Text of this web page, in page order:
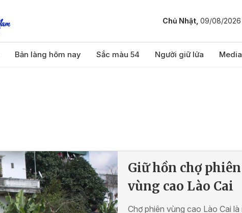
Chủ Nhật, 09/08/2026
Bản làng hôm nay Sắc màu 54 Người giữ lửa Media
Giữ hồn chợ phiên
vùng cao Lào Cai
Chợ phiên vùng cao Lào Cai là